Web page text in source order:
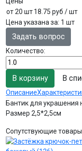
от 20 шт18.75 руб / шт
Цена указана за: 1 шт
Задать вопрос
Количество:
В
Описание
Бантик для украшения
Размер 2,5*2,5см
Сопутствующие товары